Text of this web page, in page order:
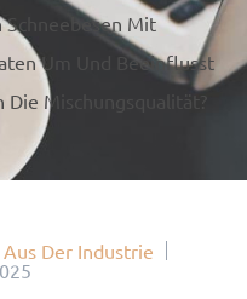
Schneebesen Mit
Um Und Beeinflusst
Mischungsqualität?
Der Industrie